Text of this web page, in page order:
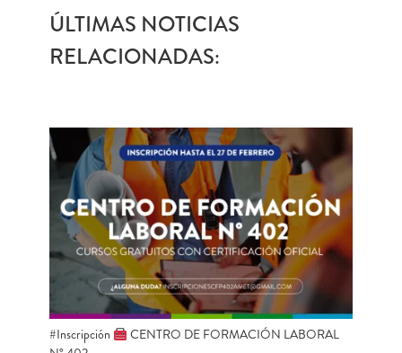
ÚLTIMAS NOTICIAS
RELACIONADAS:
#Inscripción
CENTRO DE FORMACIÓN LABORAL